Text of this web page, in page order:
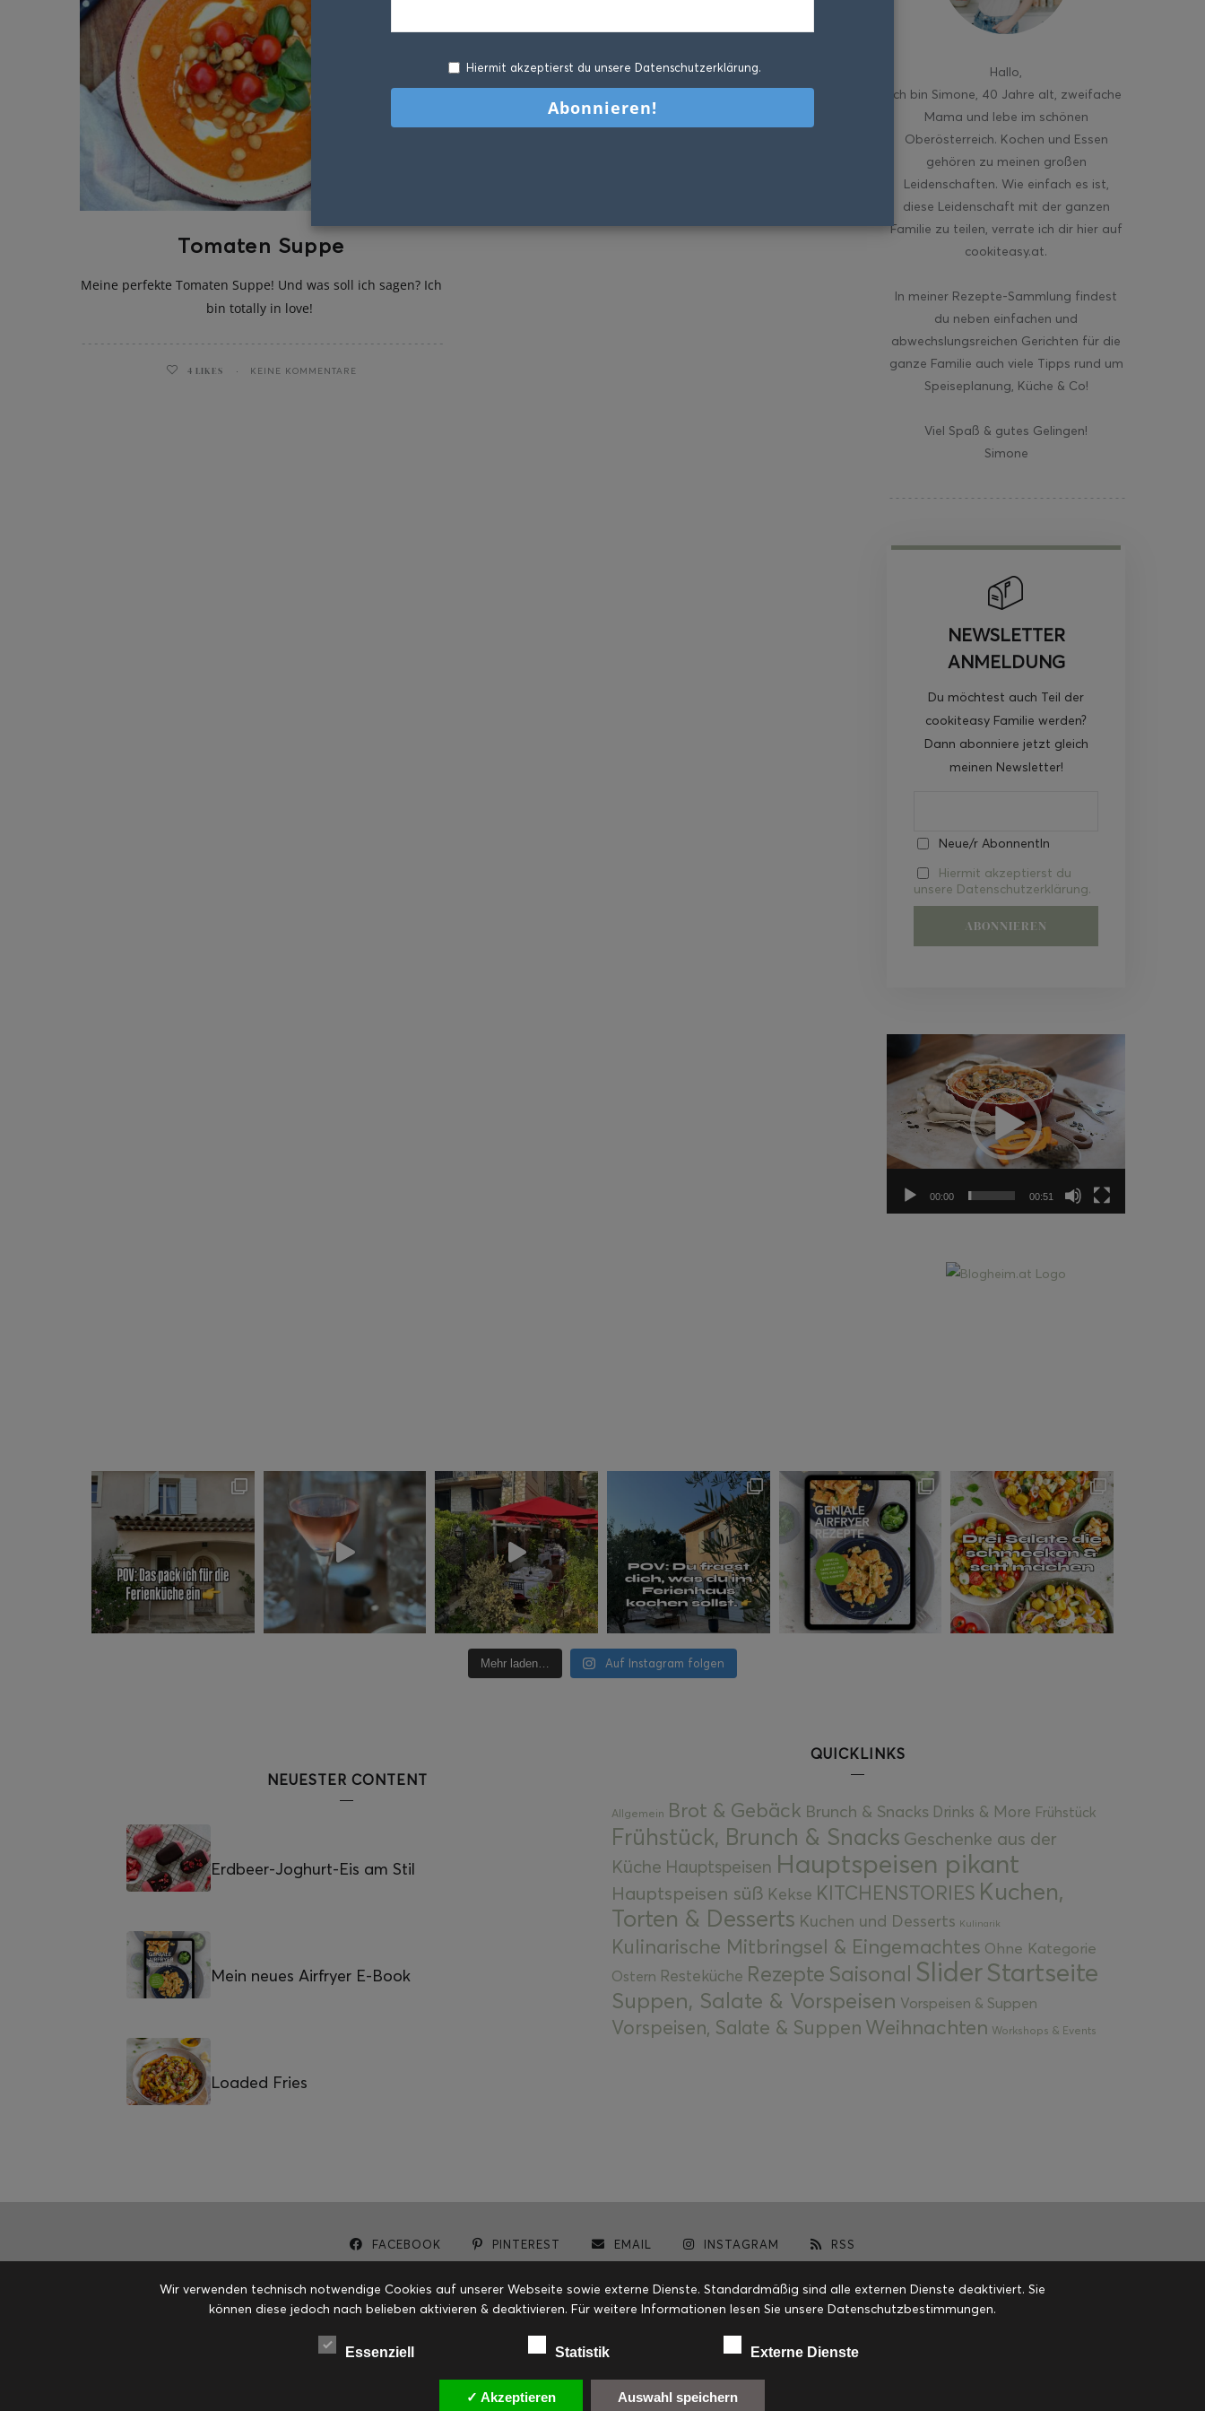
Tomaten Suppe
Meine perfekte Tomaten Suppe! Und was soll ich sagen? Ich
bin totally in love!
4 LIKES KEINE KOMMENTARE
Hallo
ich bin Simone, 40 Jahre alt, zweifache
Mama und lebe im schönen
Oberösterreich. Kochen und Essen
gehören zu meinen großen
Leidenschaften. Wie einfach es ist,
diese Leidenschaft mit der ganzen
Familie zu teilen, verrate ich dir hier auf
cookiteasy.at.
In meiner Rezepte-Sammlung findest
du neben einfachen und
abwechslungsreichen Gerichten für die
ganze Familie auch viele Tipps rund um
Speiseplanung, Küche & Co!
Viel Spaß & gutes Gelingen!
Simone
NEWSLETTER
ANMELDUNG
Du möchtest auch Teil der
cookiteasy Familie werden?
Dann abonniere jetzt gleich
meinen Newsletter!
Neue/r AbonnentIn
Hiermit akzeptierst du
unsere Datenschutzerklärung.
Video-
Player
00:00 00:51
Mehr laden… Auf Instagram folgen
NEUESTER CONTENT
Erdbeer-Joghurt-Eis am Stil
Mein neues Airfryer E-Book
Loaded Fries
QUICKLINKS
Allgemein Brot & Gebäck Brunch & Snacks Drinks & More Frühstück
Frühstück, Brunch & Snacks Geschenke aus der
Küche Hauptspeisen Hauptspeisen pikant
Hauptspeisen süß Kekse KITCHENSTORIES Kuchen,
Torten & Desserts Kuchen und Desserts Kulinarik
Kulinarische Mitbringsel & Eingemachtes Ohne Kategorie
Ostern Resteküche Rezepte Saisonal SliderStartseite
Suppen, Salate & Vorspeisen Vorspeisen & Suppen
Vorspeisen, Salate & Suppen Weihnachten Workshops & Events
FACEBOOK PINTEREST EMAIL INSTAGRAM RSS
Hiermit akzeptierst du unsere Datenschutzerklärung.
Wir verwenden technisch notwendige Cookies auf unserer Webseite sowie externe Dienste. Standardmäßig sind alle externen Dienste deaktiviert. Sie
können diese jedoch nach belieben aktivieren & deaktivieren. Für weitere Informationen lesen Sie unsere Datenschutzbestimmungen.
Essenziell Statistik Externe Dienste
✓ Akzeptieren Auswahl speichern